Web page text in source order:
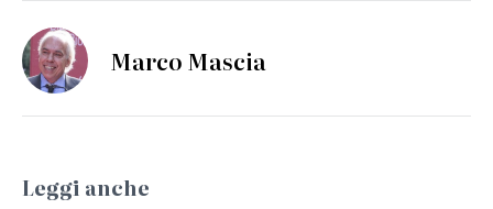
Marco Mascia
Leggi anche